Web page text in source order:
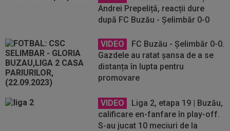
Andrei Prepeliță, reacții dure
după FC Buzău - Șelimbăr 0-0
VIDEO
FC Buzău - Șelimbăr 0-0.
Gazdele au ratat șansa de a se
distanța în lupta pentru
promovare
VIDEO
Liga 2, etapa 19 | Buzău,
calificare en-fanfare în play-off.
S-au jucat 10 meciuri de la